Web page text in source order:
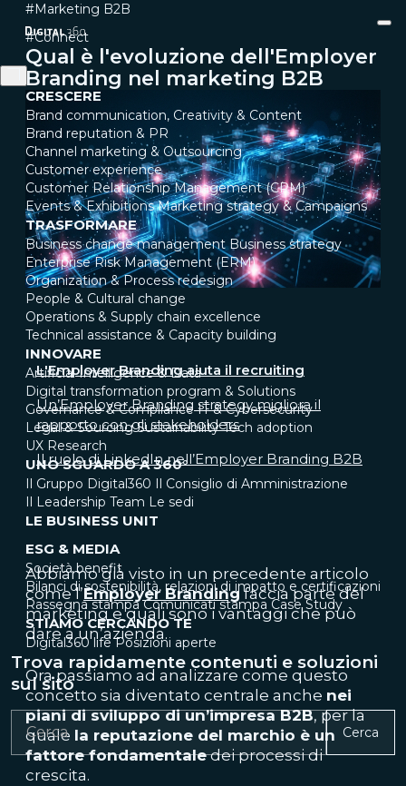
CRESCERE
Brand communication, Creativity & Content
Brand reputation & PR
Channel marketing & Outsourcing
Customer experience
Customer Relationship Management (CRM)
Events & Exhibitions Marketing strategy & Campaigns
TRASFORMARE
Business change management Business strategy
Enterprise Risk Management (ERM)
Organization & Process redesign
People & Cultural change
Operations & Supply chain excellence
Technical assistance & Capacity building
INNOVARE
Artificial Intelligence & Data
Digital transformation program & Solutions
Governance & Compliance IT & Cybersecurity
Legal & Sourcing Sustainability Tech adoption
UX Research
UNO SGUARDO A 360°
Il Gruppo Digital360 Il Consiglio di Amministrazione
Il Leadership Team Le sedi
LE BUSINESS UNIT
ESG & MEDIA
Società benefit
Bilanci di sostenibilità, relazioni di impatto e certificazioni
Rassegna stampa Comunicati stampa Case Study
STIAMO CERCANDO TE
Digital360 life Posizioni aperte
Trova rapidamente contenuti e soluzioni
sul sito
Cerca
#Marketing B2B
#Connect
Qual è l'evoluzione dell'Employer
Branding nel marketing B2B
L'Employer Branding aiuta il recruiting
Un’Employer Branding strategy migliora il
rapporto con gli stakeholders
Il ruolo di LinkedIn nell’Employer Branding B2B
Abbiamo già visto in un precedente articolo
come l’Employer Branding faccia parte del
marketing e quali sono i vantaggi che può
dare a un’azienda.
Ora passiamo ad analizzare come questo
concetto sia diventato centrale anche nei
piani di sviluppo di un’impresa B2B, per la
quale la reputazione del marchio è un
fattore fondamentaledei processi di
crescita.